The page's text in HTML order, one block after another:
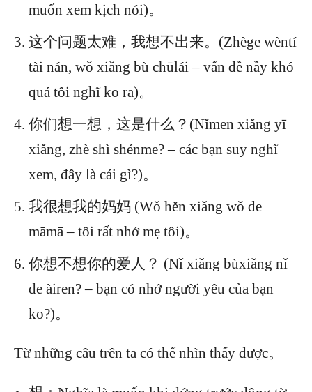
muốn xem kịch nói)。
这个问题太难，我想不出来。(Zhège wèntí
tài nán, wǒ xiǎng bù chūlái – vấn đề nầy khó
quá tôi nghĩ ko ra)。
你们想一想，这是什么？(Nǐmen xiǎng yī
xiǎng, zhè shì shénme? – các bạn suy nghĩ
xem, đây là cái gì?)。
我很想我的妈妈 (Wǒ hěn xiǎng wǒ de
māmā – tôi rất nhớ mẹ tôi)。
你想不想你的爱人？ (Nǐ xiǎng bùxiǎng nǐ
de àiren? – bạn có nhớ người yêu của bạn
ko?)。
Từ những câu trên ta có thể nhìn thấy được。